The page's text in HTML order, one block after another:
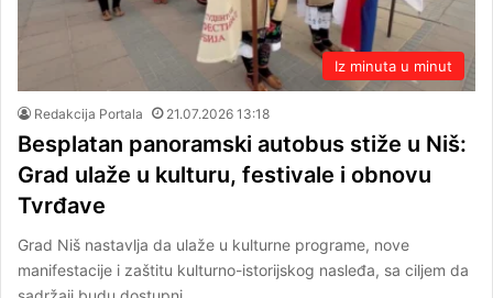
Iz minuta u minut
Redakcija Portala 21.07.2026 13:18
Besplatan panoramski autobus stiže u Niš:
Grad ulaže u kulturu, festivale i obnovu
Tvrđave
Grad Niš nastavlja da ulaže u kulturne programe, nove
manifestacije i zaštitu kulturno-istorijskog nasleđa, sa ciljem da